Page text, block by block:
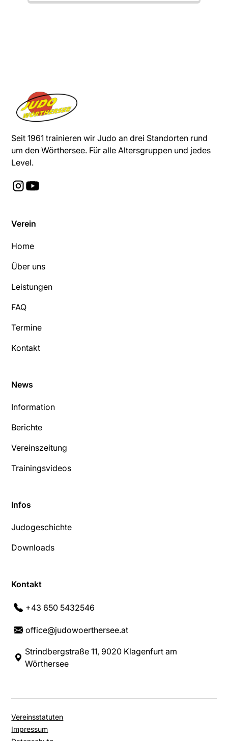
Seit 1961 trainieren wir Judo an drei Standorten rund
um den Wörthersee. Für alle Altersgruppen und jedes
Level.
Verein
Home
Über uns
Leistungen
FAQ
Termine
Kontakt
News
Information
Berichte
Vereinszeitung
Trainingsvideos
Infos
Judogeschichte
Downloads
Kontakt
+43 650 5432546
office@judowoerthersee.at
Strindbergstraße 11, 9020 Klagenfurt am
Wörthersee
Vereinsstatuten
Impressum